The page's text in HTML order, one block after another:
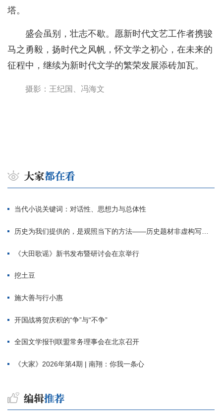
塔。
盛会虽别，壮志不歇。愿新时代文艺工作者携骏
马之勇毅，扬时代之风帆，怀文学之初心，在未来的
征程中，继续为新时代文学的繁荣发展添砖加瓦。
摄影：王纪国、冯海文
当代小说关键词：对话性、思想力与总体性
历史为我们提供的，是观照当下的方法——历史题材非虚构写作多人谈
《大田歌谣》新书发布暨研讨会在京举行
挖土豆
施大善与行小惠
开国战将贺庆积的“争”与“不争”
全国文学报刊联盟常务理事会在北京召开
《大家》2026年第4期 | 南翔：你我一条心